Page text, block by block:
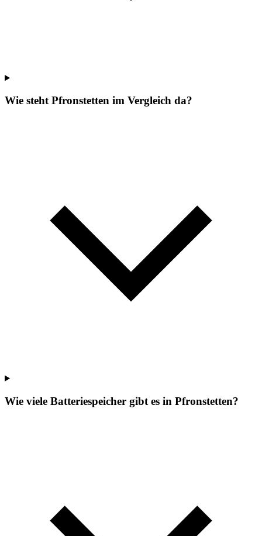
Wie steht Pfronstetten im Vergleich da?
Wie viele Batteriespeicher gibt es in Pfronstetten?